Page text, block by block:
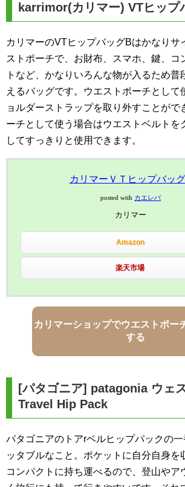
karrimor(カリマー) VTヒップ
カリマーのVTヒップバッグBはかなりサ
ストポーチで、お財布、スマホ、鍵、コ
トなど、かなりいろんな物が入るため普
えるバッグです。ウエストポーチとして
ョルダーストラップを取り外すことがで
ーチとして使う場合はウエストベルトを
してすっきりと使用できます。
カリマーＶＴヒップバッ
posted with カエレバ
カリマー
Amazon
楽天市場
カリマーショップでウエストポー
する
[パタゴニア] patagonia ウェ
Travel Hip Pack
パタゴニアのトアrベルヒップパックの
ッタブルなこと。ポケットに自分自身を
コンパクトに持ち運べるので、登山やア